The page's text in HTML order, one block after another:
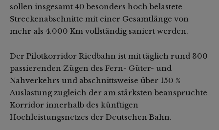
sollen insgesamt 40 besonders hoch belastete
Streckenabschnitte mit einer Gesamtlänge von
mehr als 4.000 Km vollständig saniert werden.
Der Pilotkorridor Riedbahn ist mit täglich rund 300
passierenden Zügen des Fern- Güter- und
Nahverkehrs und abschnittsweise über 150 %
Auslastung zugleich der am stärksten beanspruchte
Korridor innerhalb des künftigen
Hochleistungsnetzes der Deutschen Bahn.